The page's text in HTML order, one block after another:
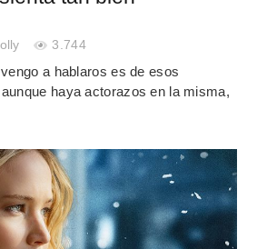
3.744
a hablaros es de esos
haya actorazos en la misma,